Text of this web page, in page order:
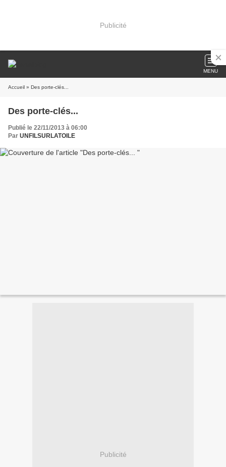
Publicité
MENU
Accueil » Des porte-clés...
Des porte-clés...
Publié le 22/11/2013 à 06:00
Par UNFILSURLATOILE
Publicité